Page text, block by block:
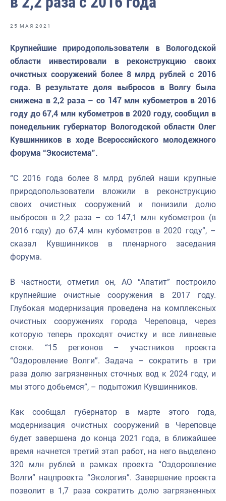
Отраслевые СМИ
Выставки и конференции
Научно-практическая литература
Рыбоохрана России
Отрасль в цифрах
Инфографика
Большая африканская экспедиция
Укрепление духовно-нравственных ценностей
События в России и мире
25 МАЯ 2021
Крупнейшие природопользователи в Вологодской
области инвестировали в реконструкцию своих
очистных сооружений более 8 млрд рублей с 2016
года. В результате доля выбросов в Волгу была
снижена в 2,2 раза – со 147 млн кубометров в 2016
году до 67,4 млн кубометров в 2020 году, сообщил в
понедельник губернатор Вологодской области Олег
Кувшинников в ходе Всероссийского молодежного
форума “Экосистема”.
“С 2016 года более 8 млрд рублей наши крупные
природопользователи вложили в реконструкцию
своих очистных сооружений и понизили долю
выбросов в 2,2 раза – со 147,1 млн кубометров (в
2016 году) до 67,4 млн кубометров в 2020 году”, –
сказал Кувшинников в пленарного заседания
форума.
В частности, отметил он, АО “Апатит” построило
крупнейшие очистные сооружения в 2017 году.
Глубокая модернизация проведена на комплексных
очистных сооружениях города Череповца, через
которую теперь проходят очистку и все ливневые
стоки. “15 регионов – участников проекта
“Оздоровление Волги”. Задача – сократить в три
раза долю загрязненных сточных вод к 2024 году, и
мы этого добьемся”, – подытожил Кувшинников.
Как сообщал губернатор в марте этого года,
модернизация очистных сооружений в Череповце
будет завершена до конца 2021 года, в ближайшее
время начнется третий этап работ, на него выделено
320 млн рублей в рамках проекта “Оздоровление
Волги” нацпроекта “Экология”. Завершение проекта
позволит в 1,7 раза сократить долю загрязненных